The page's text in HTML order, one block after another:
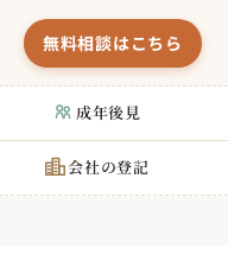
無料相談はこちら
成年後見
会社の登記